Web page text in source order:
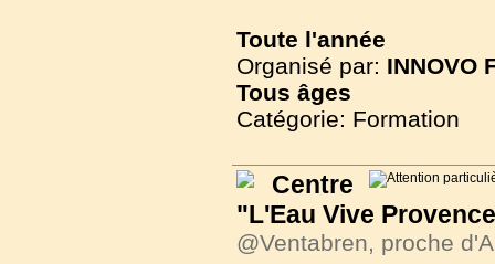
Toute l'année
Organisé par: INNOVO
Tous âges
Catégorie: Formation
Centre
"L'Eau Vive
@Ventabren, proche